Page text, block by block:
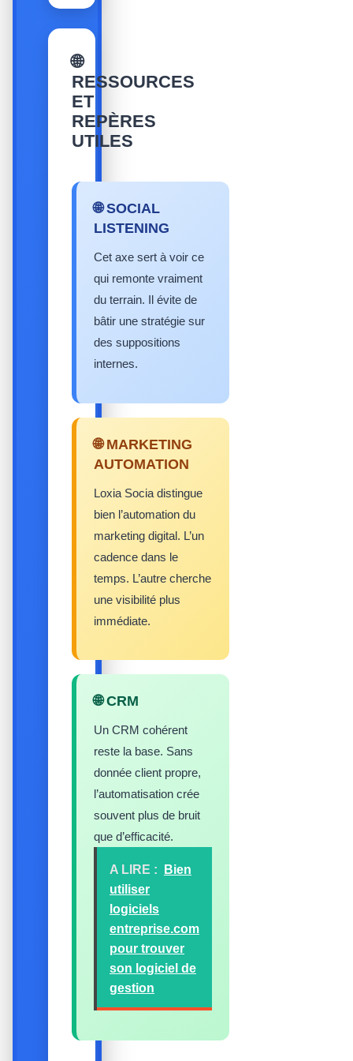
🌐
RESSOURCES
ET
REPÈRES
UTILES
🌐 SOCIAL
LISTENING
Cet axe sert à voir ce
qui remonte vraiment
du terrain. Il évite de
bâtir une stratégie sur
des suppositions
internes.
🌐 MARKETING
AUTOMATION
Loxia Socia distingue
bien l’automation du
marketing digital. L’un
cadence dans le
temps. L’autre cherche
une visibilité plus
immédiate.
🌐 CRM
Un CRM cohérent
reste la base. Sans
donnée client propre,
l’automatisation crée
souvent plus de bruit
que d’efficacité.
A LIRE :
Bien
utiliser
logiciels
entreprise.com
pour trouver
son logiciel de
gestion